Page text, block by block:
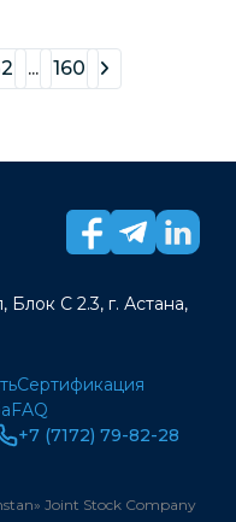
... 160
Блок С 2.3, г. Астана,
Сертификация
FAQ
+7 (7172) 79-82-28
Joint Stock Company